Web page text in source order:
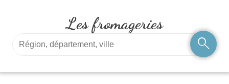
Les fromageries
search